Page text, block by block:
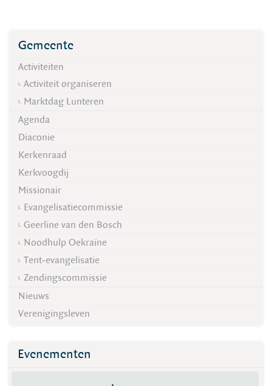
Gemeente
Activiteiten
Activiteit organiseren
Marktdag Lunteren
Agenda
Diaconie
Kerkenraad
Kerkvoogdij
Missionair
Evangelisatiecommissie
Geerline van den Bosch
Noodhulp Oekraïne
Tent-evangelisatie
Zendingscommissie
Nieuws
Verenigingsleven
Evenementen